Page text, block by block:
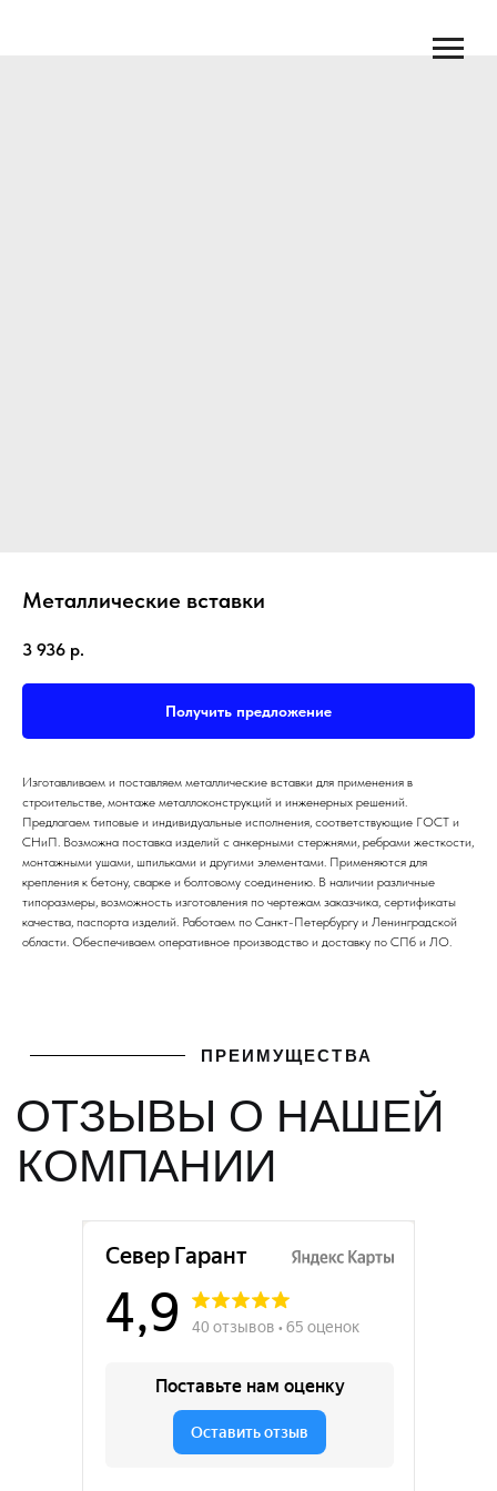
Металлические вставки
3 936 р.
Получить предложение
Изготавливаем и поставляем металлические вставки для применения в
строительстве, монтаже металлоконструкций и инженерных решений.
Предлагаем типовые и индивидуальные исполнения, соответствующие ГОСТ и
СНиП. Возможна поставка изделий с анкерными стержнями, ребрами жесткости,
монтажными ушами, шпильками и другими элементами. Применяются для
крепления к бетону, сварке и болтовому соединению. В наличии различные
типоразмеры, возможность изготовления по чертежам заказчика, сертификаты
качества, паспорта изделий. Работаем по Санкт-Петербургу и Ленинградской
области. Обеспечиваем оперативное производство и доставку по СПб и ЛО.
ОТЗЫВЫ О НАШЕЙ
КОМПАНИИ